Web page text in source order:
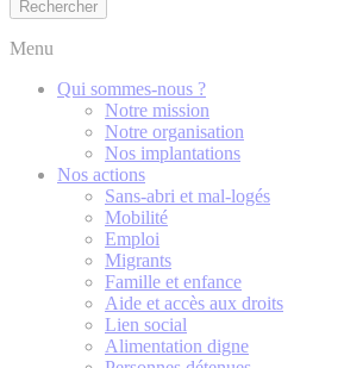
Menu
Qui sommes-nous ?
Notre mission
Notre organisation
Nos implantations
Nos actions
Sans-abri et mal-logés
Mobilité
Emploi
Migrants
Famille et enfance
Aide et accès aux droits
Lien social
Alimentation digne